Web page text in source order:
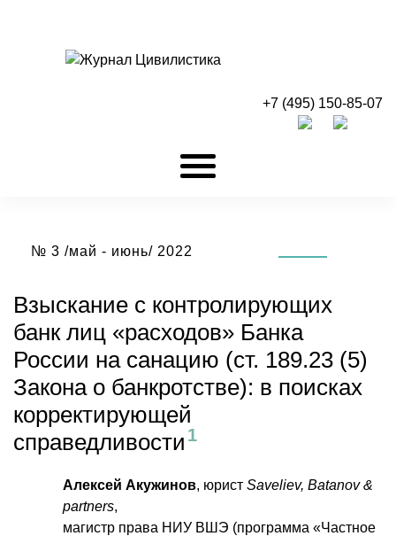
+7 (495) 150-85-07
№ 3 /май - июнь/ 2022
Взыскание с контролирующих
банк лиц «расходов» Банка
России на санацию (ст. 189.23 (5)
Закона о банкротстве): в поисках
корректирующей
справедливости
Алексей Акужинов, юрист Saveliev, Batanov&
partners,
магистр права НИУ ВШЭ (программа «Частное